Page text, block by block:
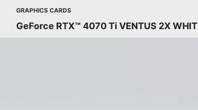
GRAPHICS CARDS
GeForce RTX™ 4070 Ti VENTUS 2X